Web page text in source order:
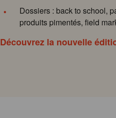
Dossiers : back to school,
produits pimentés, field
Découvrez la nouvelle